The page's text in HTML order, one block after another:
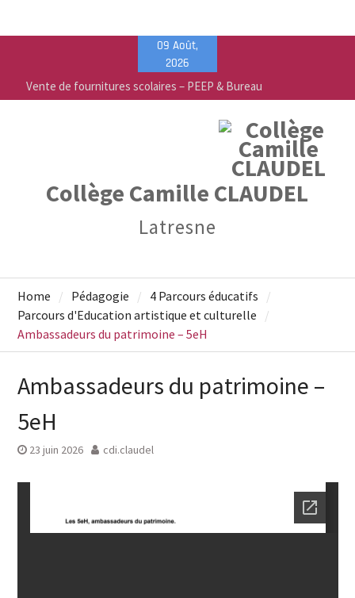
content
09 Août,
2026
Vente de fournitures scolaires – PEEP & Bureau
Vallée
Calendrier de rentrée pour les élèves – Année
Liste des fournitures 2026-2027 – Collège Camille
Collège Camille CLAUDEL
Latresne
Home Pédagogie
4 Parcours éducatifs
Parcours d'Education artistique et culturelle
Ambassadeurs du patrimoine – 5eH
Ambassadeurs du patrimoine –
5eH
23 juin 2026 cdi.claudel